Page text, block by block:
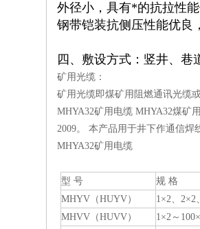
外径小，具有*的抗拉性能
钢带铠装抗侧压性能优良
四、敷设方式：竖井、巷
矿用光缆：
矿用光缆即煤矿用阻燃通讯光缆
MHYA32矿用电缆 MHYA32煤矿
2009。 本产品用于井下作通信焊
MHYA32矿用电缆
型 号 规 格
MHYV（HUYV）
1×2、2×2
MHVV（HUVV）
1×2～